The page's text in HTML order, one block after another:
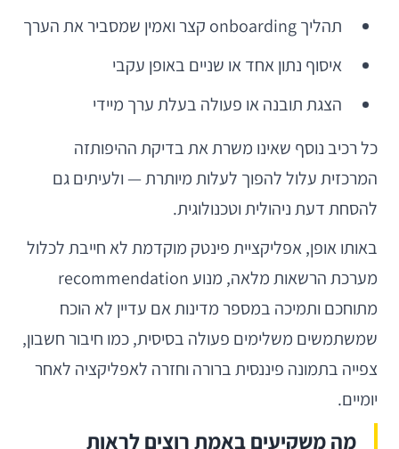
תהליך onboarding קצר ואמין שמסביר את הערך
איסוף נתון אחד או שניים באופן עקבי
הצגת תובנה או פעולה בעלת ערך מיידי
כל רכיב נוסף שאינו משרת את בדיקת ההיפותזה
המרכזית עלול להפוך לעלות מיותרת — ולעיתים גם
להסחת דעת ניהולית וטכנולוגית.
באותו אופן, אפליקציית פינטק מוקדמת לא חייבת לכלול
מערכת הרשאות מלאה, מנוע recommendation
מתוחכם ותמיכה במספר מדינות אם עדיין לא הוכח
שמשתמשים משלימים פעולה בסיסית, כמו חיבור חשבון,
צפייה בתמונה פיננסית ברורה וחזרה לאפליקציה לאחר
יומיים.
מה משקיעים באמת רוצים לראות